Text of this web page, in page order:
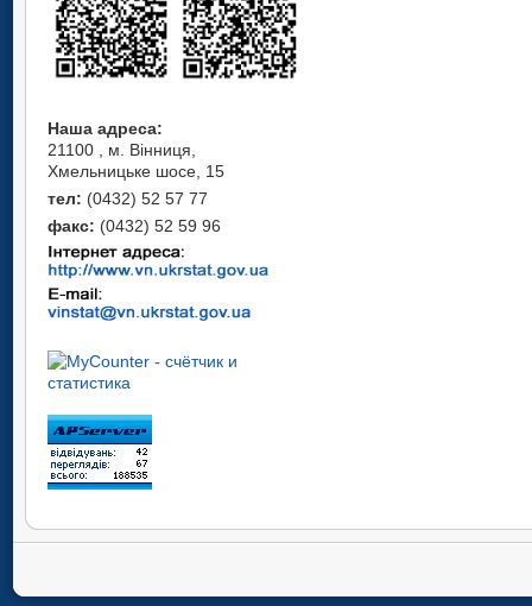
Наша адреса:
21100 , м. Вінниця,
Хмельницьке шосе, 15
тел: (0432) 52 57 77
факс: (0432) 52 59 96